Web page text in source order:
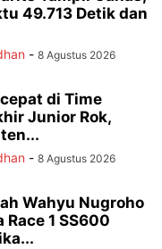
49.713 Detik dan
- 8 Agustus 2026
di Time
Junior Rok,
- 8 Agustus 2026
Wahyu Nugroho
Race 1 SS600